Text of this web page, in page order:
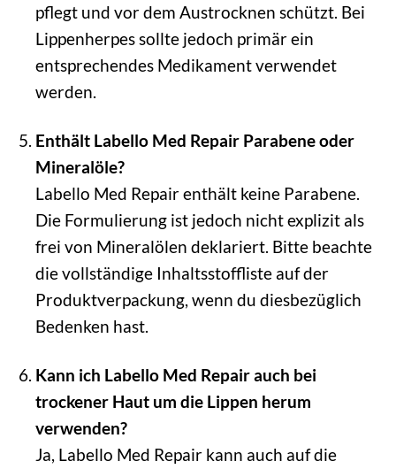
pflegt und vor dem Austrocknen schützt. Bei
Lippenherpes sollte jedoch primär ein
entsprechendes Medikament verwendet
werden.
Enthält Labello Med Repair Parabene oder
Mineralöle?
Labello Med Repair enthält keine Parabene.
Die Formulierung ist jedoch nicht explizit als
frei von Mineralölen deklariert. Bitte beachte
die vollständige Inhaltsstoffliste auf der
Produktverpackung, wenn du diesbezüglich
Bedenken hast.
Kann ich Labello Med Repair auch bei
trockener Haut um die Lippen herum
verwenden?
Ja, Labello Med Repair kann auch auf die